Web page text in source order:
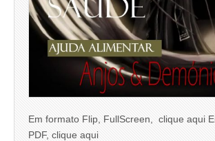
Em formato Flip, FullScreen, clique aqui
PDF, clique aqui